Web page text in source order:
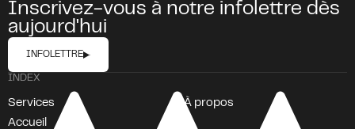
Inscrivez-vous à notre infolettre dès
aujourd'hui
INFOLETTRE
INDEX
Services
Accueil
À propos